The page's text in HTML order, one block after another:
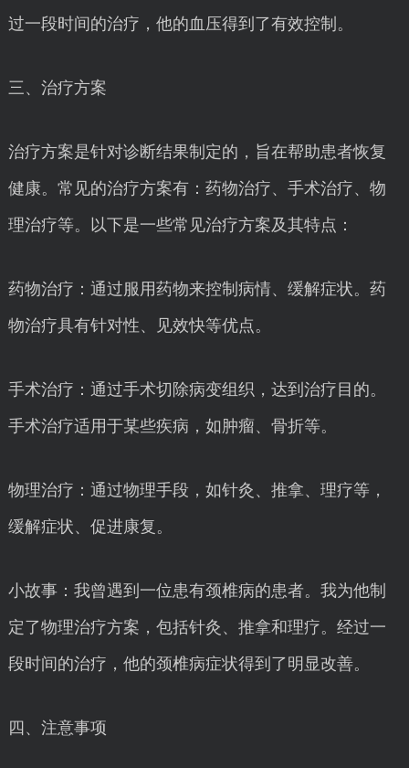
过一段时间的治疗，他的血压得到了有效控制。
三、治疗方案
治疗方案是针对诊断结果制定的，旨在帮助患者恢复
健康。常见的治疗方案有：药物治疗、手术治疗、物
理治疗等。以下是一些常见治疗方案及其特点：
药物治疗：通过服用药物来控制病情、缓解症状。药
物治疗具有针对性、见效快等优点。
手术治疗：通过手术切除病变组织，达到治疗目的。
手术治疗适用于某些疾病，如肿瘤、骨折等。
物理治疗：通过物理手段，如针灸、推拿、理疗等，
缓解症状、促进康复。
小故事：我曾遇到一位患有颈椎病的患者。我为他制
定了物理治疗方案，包括针灸、推拿和理疗。经过一
段时间的治疗，他的颈椎病症状得到了明显改善。
四、注意事项